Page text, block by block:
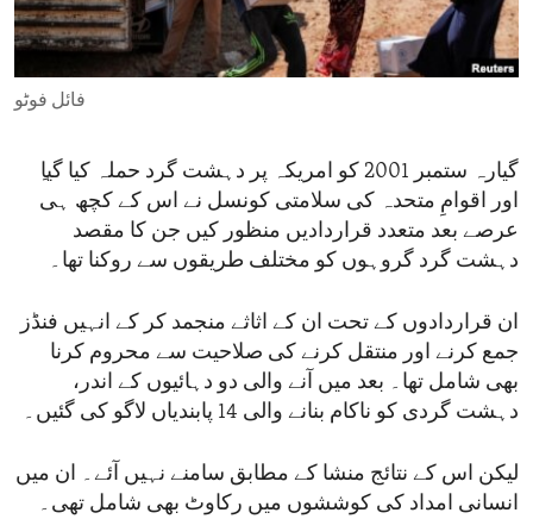
ENVIRONMENT AND HEALTH
IDEALS AND INSTITUTIONS
فائل فوٹو
اور اقوامِ متحدہ کی سلامتی کونسل نے اس کے کچھ ہی
عرصے بعد متعدد قراردادیں منظور کیں جن کا مقصد
دہشت گرد گروہوں کو مختلف طریقوں سے روکنا تھا۔
ان قراردادوں کے تحت ان کے اثاثے منجمد کر کے انہیں فنڈز
جمع کرنے اور منتقل کرنے کی صلاحیت سے محروم کرنا
بھی شامل تھا۔ بعد میں آنے والی دو دہائیوں کے اندر،
دہشت گردی کو ناکام بنانے والی 14 پابندیاں لاگو کی گئیں۔
لیکن اس کے نتائج منشا کے مطابق سامنے نہیں آئے۔ ان میں
انسانی امداد کی کوششوں میں رکاوٹ بھی شامل تھی۔